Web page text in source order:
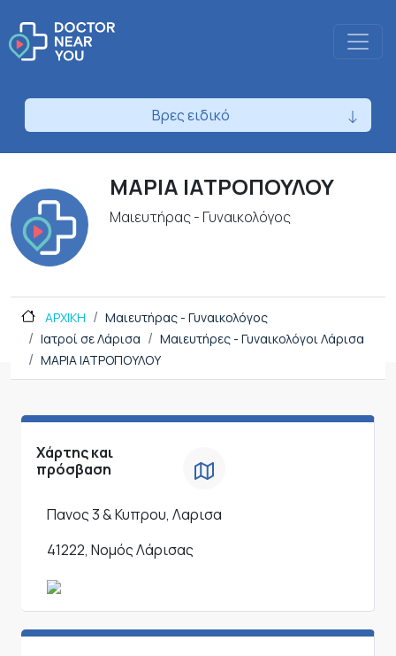
Βρες ειδικό
ΜΑΡΙΑ ΙΑΤΡΟΠΟΥΛΟΥ
Μαιευτήρας - Γυναικολόγος
ΑΡΧΙΚΗ
Μαιευτήρας - Γυναικολόγος
Ιατροί σε Λάρισα
Μαιευτήρες - Γυναικολόγοι Λάρισα
ΜΑΡΙΑ ΙΑΤΡΟΠΟΥΛΟΥ
Χάρτης και
πρόσβαση
Πανος 3 & Κυπρου, Λαρισα
41222, Νομός Λάρισας